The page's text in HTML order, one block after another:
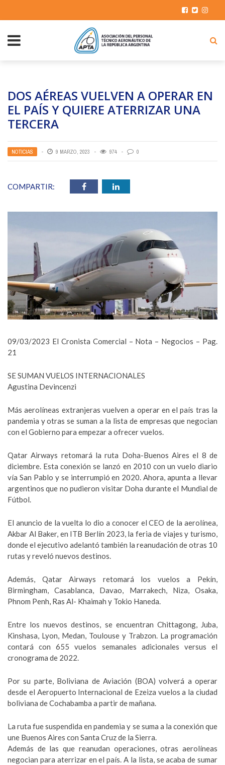
DOS AÉREAS VUELVEN A OPERAR EN
EL PAÍS Y QUIERE ATERRIZAR UNA
TERCERA
NOTICIAS 9 MARZO, 2023 974 0
COMPARTIR:
09/03/2023 El Cronista Comercial – Nota – Negocios – Pag.
21
SE SUMAN VUELOS INTERNACIONALES
Agustina Devincenzi
Más aerolíneas extranjeras vuelven a operar en el país tras la
pandemia y otras se suman a la lista de empresas que negocian
con el Gobierno para empezar a ofrecer vuelos.
Qatar Airways retomará la ruta Doha-Buenos Aires el 8 de
diciembre. Esta conexión se lanzó en 2010 con un vuelo diario
vía San Pablo y se interrumpió en 2020. Ahora, apunta a llevar
argentinos que no pudieron visitar Doha durante el Mundial de
Fútbol.
El anuncio de la vuelta lo dio a conocer el CEO de la aerolínea,
Akbar Al Baker, en ITB Berlín 2023, la feria de viajes y turismo,
donde el ejecutivo adelantó también la reanudación de otras 10
rutas y reveló nuevos destinos.
Además, Qatar Airways retomará los vuelos a Pekín,
Birmingham, Casablanca, Davao, Marrakech, Niza, Osaka,
Phnom Penh, Ras Al- Khaimah y Tokio Haneda.
Entre los nuevos destinos, se encuentran Chittagong, Juba,
Kinshasa, Lyon, Medan, Toulouse y Trabzon. La programación
contará con 655 vuelos semanales adicionales versus el
cronograma de 2022.
Por su parte, Boliviana de Aviación (BOA) volverá a operar
desde el Aeropuerto Internacional de Ezeiza vuelos a la ciudad
boliviana de Cochabamba a partir de mañana.
La ruta fue suspendida en pandemia y se suma a la conexión que
une Buenos Aires con Santa Cruz de la Sierra.
Además de las que reanudan operaciones, otras aerolíneas
negocian para aterrizar en el país. A la lista, se acaba de sumar